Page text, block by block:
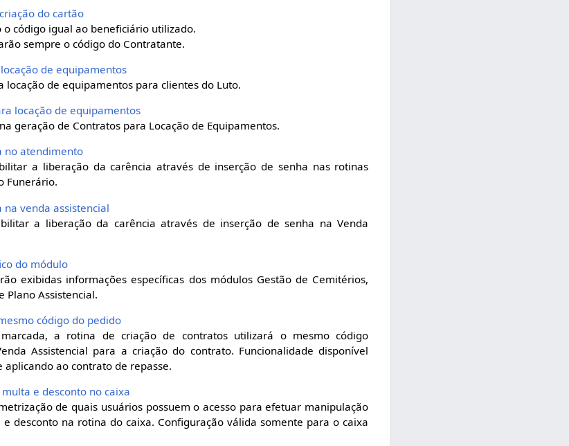
do cartão
código igual ao beneficiário utilizado.
sempre o código do Contratante.
de equipamentos
locação de equipamentos para clientes do Luto.
locação de equipamentos
geração de Contratos para Locação de Equipamentos.
no atendimento
a liberação da carência através de inserção de senha nas rotinas
Funerário.
na venda assistencial
a liberação da carência através de inserção de senha na Venda
do módulo
exibidas informações específicas dos módulos Gestão de Cemitérios,
Plano Assistencial.
código do pedido
a rotina de criação de contratos utilizará o mesmo código
Assistencial para a criação do contrato. Funcionalidade disponível
ao contrato de repasse.
e desconto no caixa
de quais usuários possuem o acesso para efetuar manipulação
desconto na rotina do caixa. Configuração válida somente para o caixa